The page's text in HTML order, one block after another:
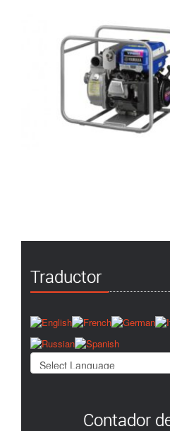
Traductor
Contador